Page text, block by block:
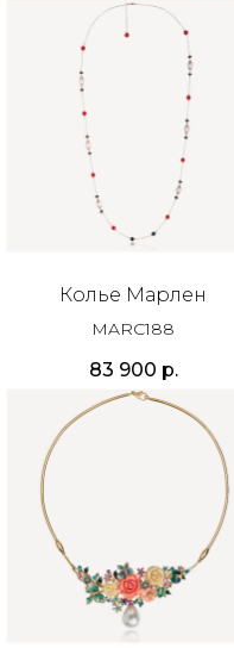
Колье Марлен
MARC188
83 900 р.